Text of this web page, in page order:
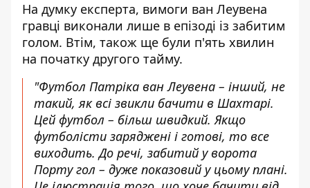
На думку експерта, вимоги ван Леувена
гравці виконали лише в епізоді із забитим
голом. Втім, також ще були п'ять хвилин
на початку другого тайму.
"Футбол Патріка ван Леувена – інший, не
такий, як всі звикли бачити в Шахтарі.
Цей футбол – більш швидкий. Якщо
футболісти заряджені і готові, то все
виходить. До речі, забитий у ворота
Порту гол – дуже показовий у цьому плані.